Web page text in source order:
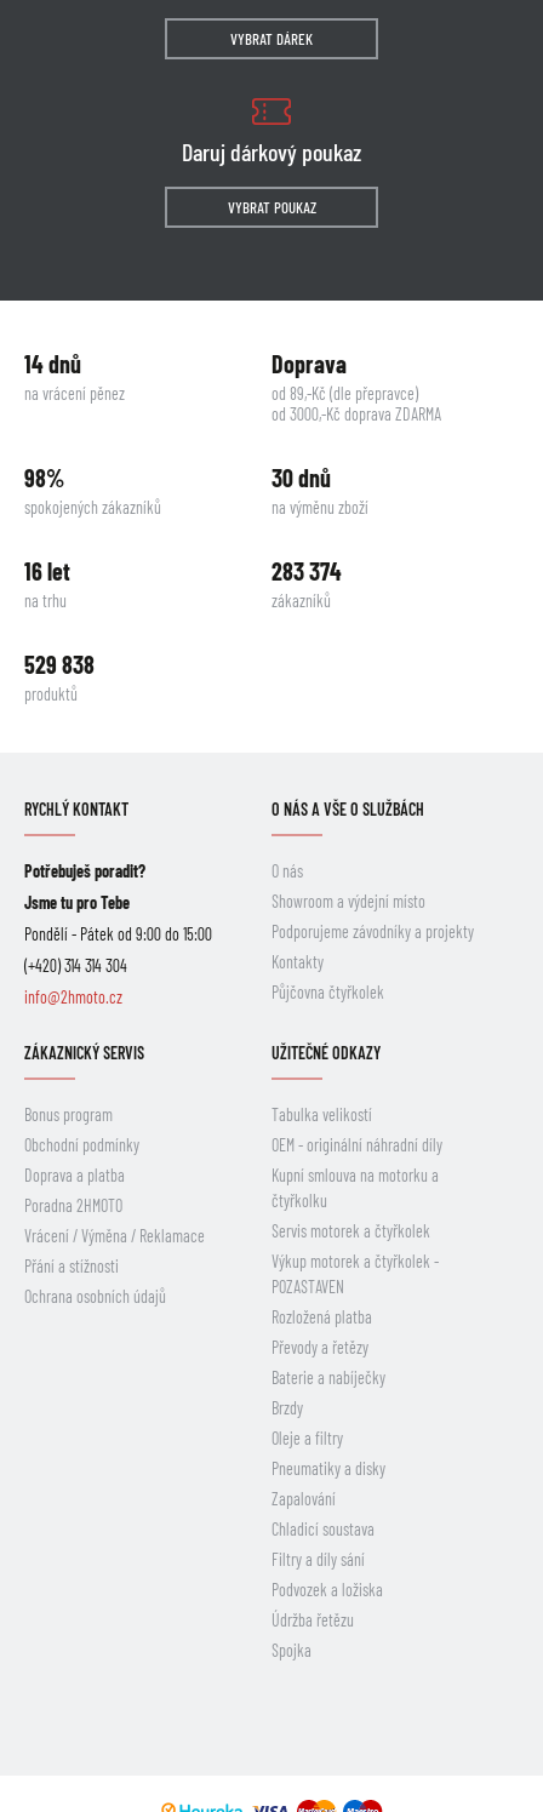
VYBRAT DÁREK
Daruj dárkový poukaz
VYBRAT POUKAZ
14 dnů
na vrácení pěnez
Doprava
od 89,-Kč (dle přepravce)
od 3000,-Kč doprava ZDARMA
98%
spokojených zákazníků
30 dnů
na výměnu zboží
16 let
na trhu
283 374
zákazníků
529 838
produktů
RYCHLÝ KONTAKT
Potřebuješ poradit?
Jsme tu pro Tebe
Pondělí - Pátek od 9:00 do 15:00
(+420) 314 314 304
info@2hmoto.cz
O NÁS A VŠE O SLUŽBÁCH
O nás
Showroom a výdejní místo
Podporujeme závodníky a projekty
Kontakty
Půjčovna čtyřkolek
ZÁKAZNICKÝ SERVIS
Bonus program
Obchodní podmínky
Doprava a platba
Poradna 2HMOTO
Vrácení / Výměna / Reklamace
Přání a stížnosti
Ochrana osobních údajů
UŽITEČNÉ ODKAZY
Tabulka velikostí
OEM - originální náhradní díly
Kupní smlouva na motorku a
čtyřkolku
Servis motorek a čtyřkolek
Výkup motorek a čtyřkolek -
POZASTAVEN
Rozložená platba
Převody a řetězy
Baterie a nabíječky
Brzdy
Oleje a filtry
Pneumatiky a disky
Zapalování
Chladicí soustava
Filtry a díly sání
Podvozek a ložiska
Údržba řetězu
Spojka